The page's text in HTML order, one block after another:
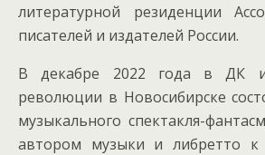
литературной резиденции
писателей и издателей России.
В декабре 2022 года в ДК
революции в Новосибирске
музыкального спектакля-
автором музыки и либретто к